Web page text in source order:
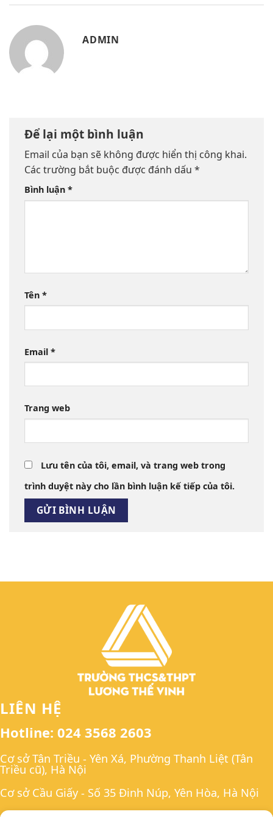
ADMIN
Để lại một bình luận
Email của bạn sẽ không được hiển thị công khai.
Các trường bắt buộc được đánh dấu *
Bình luận *
Tên *
Email *
Trang web
Lưu tên của tôi, email, và trang web trong
trình duyệt này cho lần bình luận kế tiếp của tôi.
LIÊN HỆ
Hotline: 024 3568 2603
Cơ sở Tân Triều - Yên Xá, Phường Thanh Liệt (Tân
Triều cũ), Hà Nội
Cơ sở Cầu Giấy - Số 35 Đinh Núp, Yên Hòa, Hà Nội